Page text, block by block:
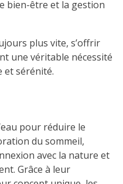
bien-être et la gestion
plus vite, s’offrir
une véritable nécessité
et sérénité.
pour réduire le
du sommeil,
avec la nature et
Grâce à leur